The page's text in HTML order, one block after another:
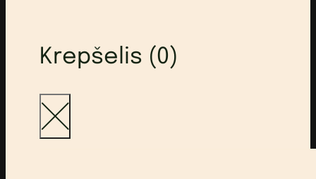
Krepšelis (0)